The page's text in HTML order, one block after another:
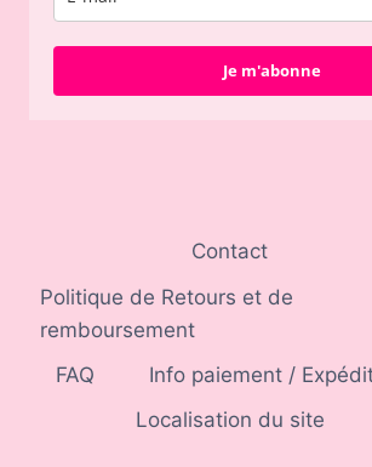
Je m'abonne
Contact
Politique de Retours et de
remboursement
FAQ
Info paiement /
Localisation du site